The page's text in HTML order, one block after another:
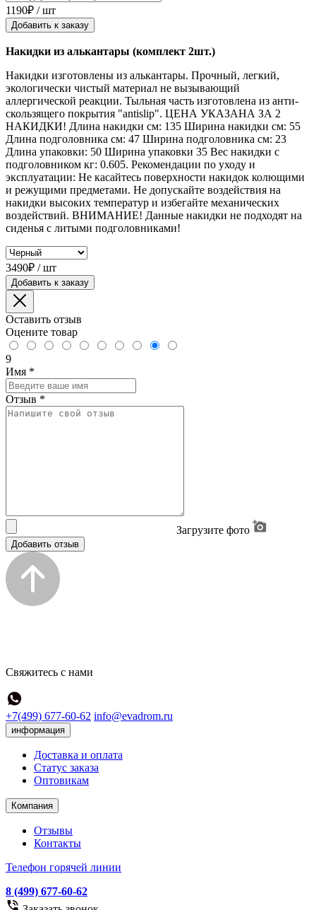
1190₽ / шт
Добавить к заказу
Накидки из алькантары (комплект 2шт.)
Накидки изготовлены из алькантары. Прочный, легкий,
экологически чистый материал не вызывающий
аллергической реакции. Тыльная часть изготовлена из анти-
скользящего покрытия "antislip". ЦЕНА УКАЗАНА ЗА 2
НАКИДКИ! Длина накидки см: 135 Ширина накидки см: 55
Длина подголовника см: 47 Ширина подголовника см: 23
Длина упаковки: 50 Ширина упаковки 35 Вес накидки с
подголовником кг: 0.605. Рекомендации по уходу и
эксплуатации: Не касайтесь поверхности накидок колющими
и режущими предметами. Не допускайте воздействия на
накидки высоких температур и избегайте механических
воздействий. ВНИМАНИЕ! Данные накидки не подходят на
сиденья с литыми подголовниками!
3490₽ / шт
Добавить к заказу
Оставить отзыв
Оцените товар
9
Имя *
Отзыв *
Загрузите фото
Добавить отзыв
Свяжитесь с нами
+7(499) 677-60-62 info@evadrom.ru
информация
Доставка и оплата
Статус заказа
Оптовикам
Компания
Отзывы
Контакты
Телефон горячей линии
8 (499) 677-60-62